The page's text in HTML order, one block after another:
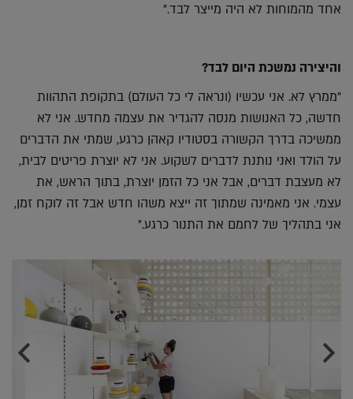
אחד מהמוחות לא היה מייצר לבד."
והיצירה נמשכת היום לבד?
"ממרץ לא. אני עכשיו (ונראה לי כל העולם) בתקופת התהוות
חדשה, כל האנושות מנסה להגדיר את עצמה מחדש. אני לא
ממשיכה בדרך הקשורה בסטודיו קאהן כרגע, שמתי את הדברים
על הולד ואני נותנת לדברים לשקוע. אני לא יוצרת פריטים לבית,
לא מעצבת דברים, אבל אני כל הזמן יוצרת, בתוך הראש, את
עצמי. אני מאמינה שמתוך זה ייצא משהו חדש אבל זה לוקח זמן,
אני בתהליך של לחמם את התנור כרגע."